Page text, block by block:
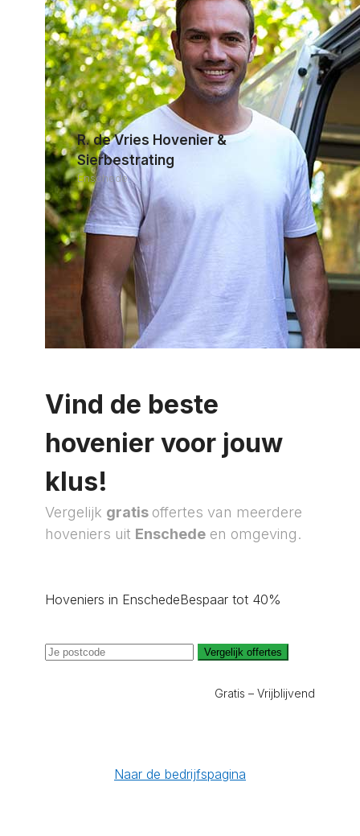
R. de Vries Hovenier &
Sierbestrating
Enschede
Vind de beste
hovenier voor jouw
klus!
Vergelijk gratis offertes van meerdere
hoveniers uit Enschede en omgeving.
Hoveniers in EnschedeBespaar tot 40%
Vergelijk offertes
Gratis – Vrijblijvend
Naar de bedrijfspagina